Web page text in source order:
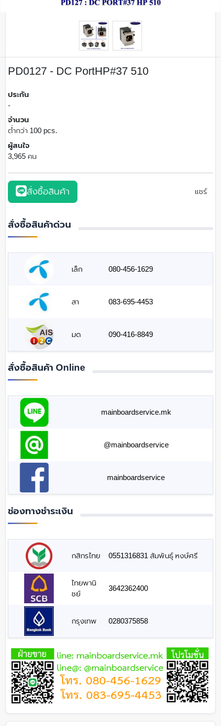
PD0127 - DC PortHP#37 510
ประกัน
-
จำนวน
ต่ำกว่า 100 pcs.
ผู้สนใจ
3,965 คน
สั่งซื้อสินค้า แชร์
สั่งซื้อสินค้าด่วน
เล็ก 080-456-1629
สา 083-695-4453
มด 090-416-8849
สั่งซื้อสินค้า Online
mainboardservice.mk
@mainboardservice
mainboardservice
ช่องทางชำระเงิน
กสิกรไทย 0551316831 สัมพันธุ์ หงษ์ศรี
ไทยพานิ
ชย์
3642362400
กรุงเทพ 0280375858